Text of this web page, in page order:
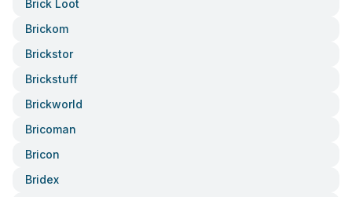
Brick Loot
Brickom
Brickstor
Brickstuff
Brickworld
Bricoman
Bricon
Bridex